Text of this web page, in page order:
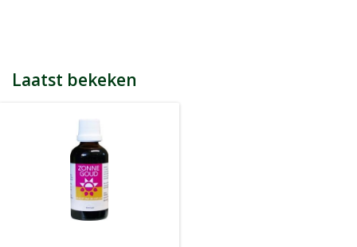
Tijdens het afrekenen zie je dan onderaan een optie om je
spaarpunten in te wisselen, 100 spaarpunten = € 5 korting, 200
In jouw accountgegevens kun je altijd jou actuele aantal
spaarpunten bekijken.
LET OP: Je ontvangt geen spaarpunten op producten die al tegen
een bepaalde actieprijs of met een bepaalde korting worden
aangeboden, m.a.w. je ontvangt alleen spaarpunten op
producten die tegen de normale of standaard verkoopprijs
Laatst bekeken